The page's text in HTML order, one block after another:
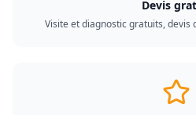
Devis
Visite et diagnostic gratuits, devis